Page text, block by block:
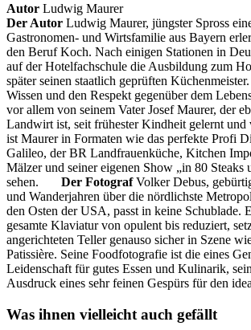
Autor Ludwig Maurer
Der Autor Ludwig Maurer, jüngster Spross
Gastronomen- und Wirtsfamilie aus Bayern
den Beruf Koch. Nach einigen Stationen in
auf der Hotelfachschule die Ausbildung zum
später seinen staatlich geprüften
Wissen und den Respekt gegenüber dem
vor allem von seinem Vater Josef Maurer, der
Landwirt ist, seit frühester Kindheit gelernt
ist Maurer in Formaten wie das perfekte Profi
Galileo, der BR Landfrauenküche, Kitchen
Mälzer und seiner eigenen Show „in 80 Steaks
sehen.
Der FotografVolker Debus,
und Wanderjahren über die nördlichste
den Osten der USA, passt in keine Schublade.
gesamte Klaviatur von opulent bis reduziert,
angerichteten Teller genauso sicher in Szene
Patissière. Seine Foodfotografie ist die eines
Leidenschaft für gutes Essen und Kulinarik,
Ausdruck eines sehr feinen Gespürs für den
Was ihnen vielleicht auch gefällt